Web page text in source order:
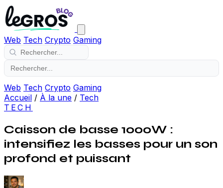
Web Tech Crypto Gaming
Web Tech Crypto Gaming
Accueil / À la une / Tech
TECH
Caisson de basse 1000W :
intensifiez les basses pour un son
profond et puissant